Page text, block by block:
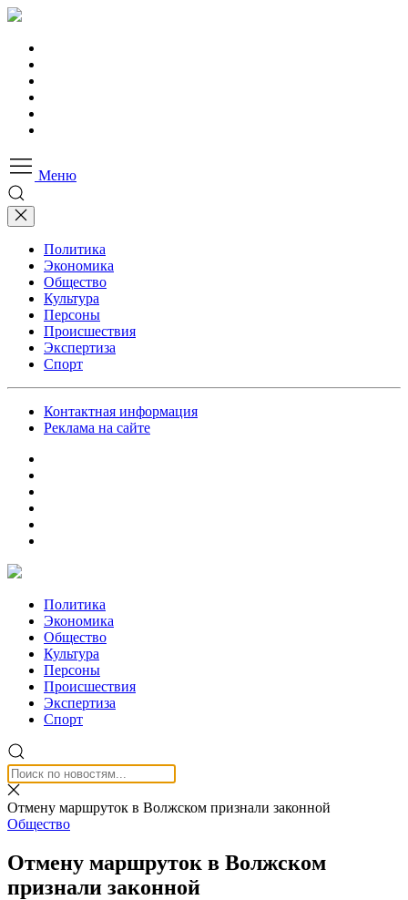
Меню
Политика
Экономика
Общество
Культура
Персоны
Происшествия
Экспертиза
Спорт
Контактная информация
Реклама на сайте
Политика
Экономика
Общество
Культура
Персоны
Происшествия
Экспертиза
Спорт
Отмену маршруток в Волжском признали законной
Общество
Отмену маршруток в Волжском
признали законной